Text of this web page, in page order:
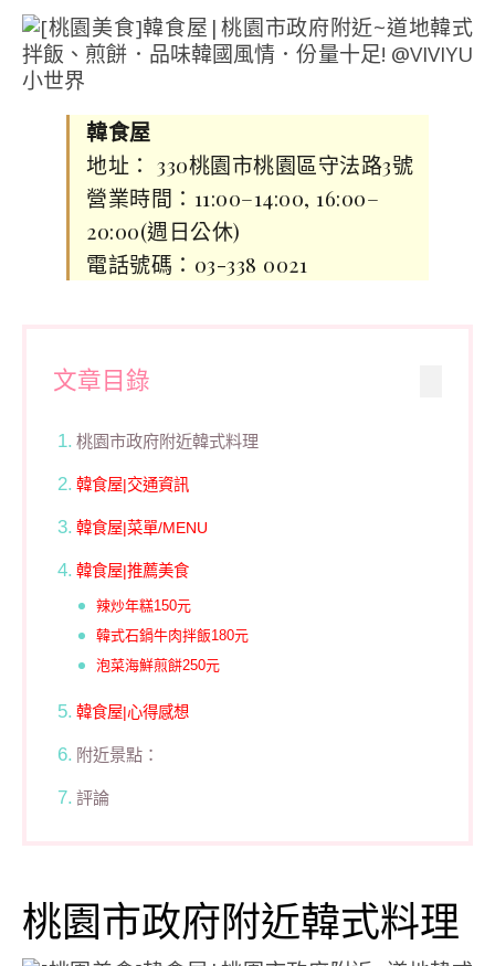
韓食屋
地址： 330桃園市桃園區守法路3號
營業時間：11:00–14:00, 16:00–
20:00(週日公休)
電話號碼：03-338 0021
文章目錄
桃園市政府附近韓式料理
韓食屋|交通資訊
韓食屋|菜單/MENU
韓食屋|推薦美食
辣炒年糕150元
韓式石鍋牛肉拌飯180元
泡菜海鮮煎餅250元
韓食屋|心得感想
附近景點：
評論
桃園市政府附近韓式料理